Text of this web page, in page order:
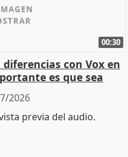
00:30
con Vox en
es que sea
2026